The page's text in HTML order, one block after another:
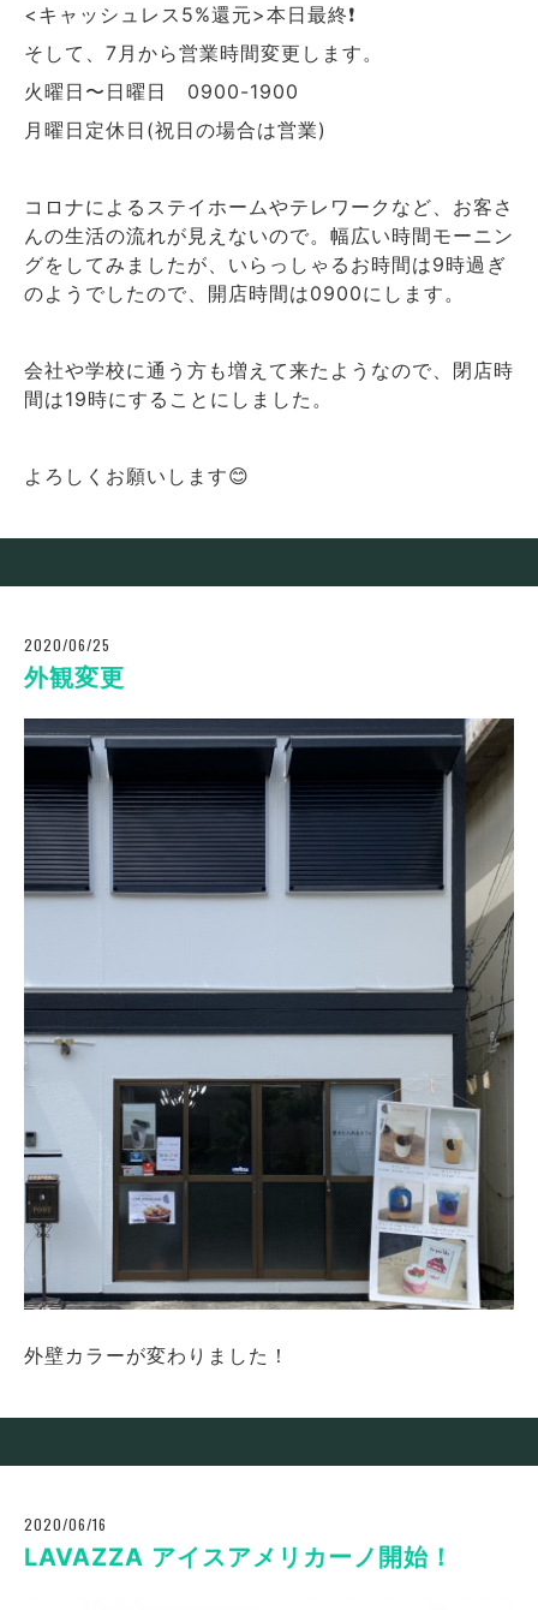
<キャッシュレス5%還元>本日最終❗️
そして、7月から営業時間変更します。
火曜日〜日曜日 0900-1900
月曜日定休日(祝日の場合は営業)
コロナによるステイホームやテレワークなど、お客さ
んの生活の流れが見えないので。幅広い時間モーニン
グをしてみましたが、いらっしゃるお時間は9時過ぎ
のようでしたので、開店時間は0900にします。
会社や学校に通う方も増えて来たようなので、閉店時
間は19時にすることにしました。
よろしくお願いします😊
2020/06/25
外観変更
外壁カラーが変わりました！
2020/06/16
LAVAZZA アイスアメリカーノ開始！